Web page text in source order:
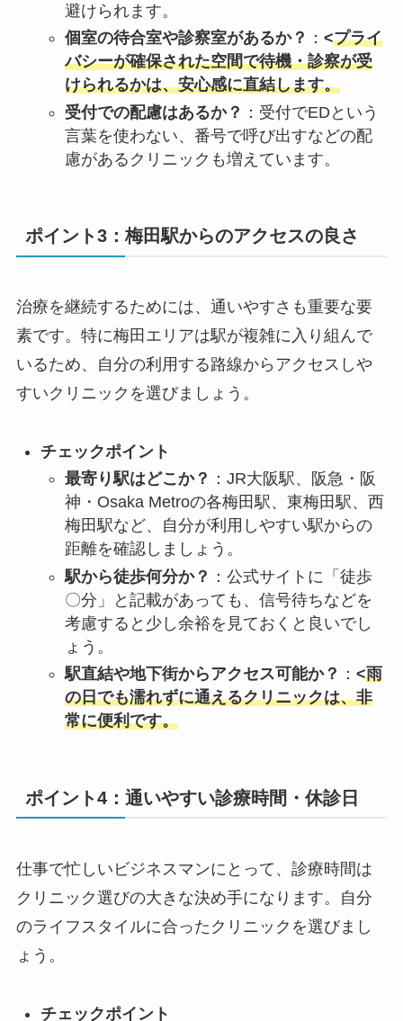
避けられます。
個室の待合室や診察室があるか？ ： <プライ
バシーが確保された空間で待機・診察が受
けられるかは、安心感に直結します。
受付での配慮はあるか？ ：受付でEDという
言葉を使わない、番号で呼び出すなどの配
慮があるクリニックも増えています。
ポイント3：梅田駅からのアクセスの良さ
治療を継続するためには、通いやすさも重要な要
素です。特に梅田エリアは駅が複雑に入り組んで
いるため、自分の利用する路線からアクセスしや
すいクリニックを選びましょう。
チェックポイント
最寄り駅はどこか？ ：JR大阪駅、阪急・阪
神・Osaka Metroの各梅田駅、東梅田駅、西
梅田駅など、自分が利用しやすい駅からの
距離を確認しましょう。
駅から徒歩何分か？ ：公式サイトに「徒歩
〇分」と記載があっても、信号待ちなどを
考慮すると少し余裕を見ておくと良いでし
ょう。
駅直結や地下街からアクセス可能か？ ： <雨
の日でも濡れずに通えるクリニックは、非
常に便利です。
ポイント4：通いやすい診療時間・休診日
仕事で忙しいビジネスマンにとって、診療時間は
クリニック選びの大きな決め手になります。自分
のライフスタイルに合ったクリニックを選びまし
ょう。
チェックポイント